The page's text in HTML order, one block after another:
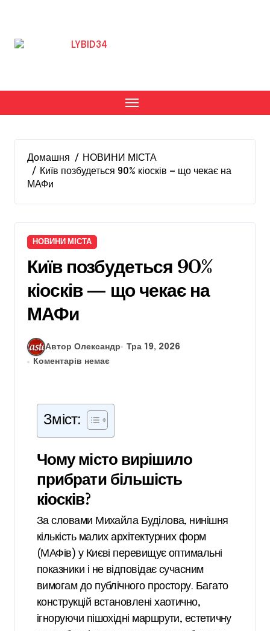
Домашня
НОВИНИ МІСТА
Київ позбудеться 90% кіосків — що чекає на
МАФи
НОВИНИ МІСТА
Київ позбудеться 90%
кіосків — що чекає на
МАФи
Автор Олександр
Тра 19, 2026
Коментарів немає
Зміст:
Чому місто вирішило
прибрати більшість
кіосків?
За словами Михайла Буділова, нинішня
кількість малих архітектурних форм
(МАФів) у Києві перевищує оптимальні
показники і не відповідає сучасним
вимогам до публічного простору. Багато
конструкцій встановлені хаотично,
ігноруючи пішохідні маршрути, естетичну